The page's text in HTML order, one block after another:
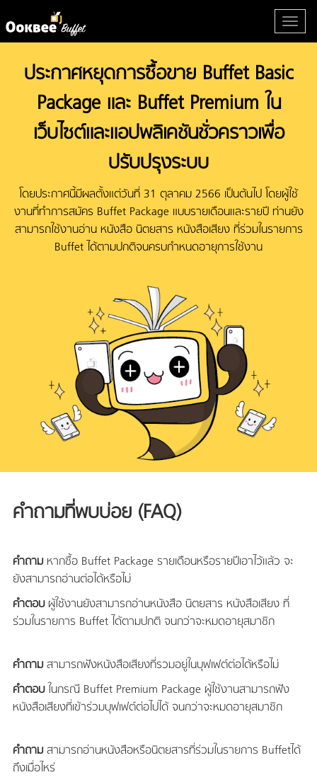
ประกาศหยุดการซื้อขาย Buffet Basic
Package และ Buffet Premium ใน
เว็บไซต์และแอปพลิเคชันชั่วคราวเพื่อ
ปรับปรุงระบบ
โดยประกาศนี้มีผลตั้งแต่วันที่ 31 ตุลาคม 2566 เป็นต้นไป โดยผู้ใช้
งานที่ทำการสมัคร Buffet Package แบบรายเดือนและรายปี ท่านยัง
สามารถใช้งานอ่าน หนังสือ นิตยสาร หนังสือเสียง ที่ร่วมในรายการ
Buffet ได้ตามปกติจนครบกำหนดอายุการใช้งาน
คำถามที่พบบ่อย (FAQ)
คำถาม หากซื้อ Buffet Package รายเดือนหรือรายปีเอาไว้แล้ว จะ
ยังสามารถอ่านต่อได้หรือไม่
คำตอบผู้ใช้งานยังสามารถอ่านหนังสือ นิตยสาร หนังสือเสียง ที่
ร่วมในรายการ Buffet ได้ตามปกติ จนกว่าจะหมดอายุสมาชิก
คำถามสามารถฟังหนังสือเสียงที่รวมอยู่ในบุฟเฟต์ต่อได้หรือไม่
คำตอบในกรณี Buffet Premium Package ผู้ใช้งานสามารถฟัง
หนังสือเสียงที่เข้าร่วมบุฟเฟต์ต่อไปได้ จนกว่าจะหมดอายุสมาชิก
คำถามสามารถอ่านหนังสือหรือนิตยสารที่ร่วมในรายการ Buffetได้
ถึงเมื่อไหร่